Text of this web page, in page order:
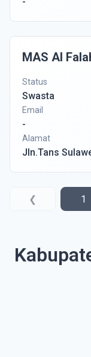
MAS Al
Status
Swasta
Email
-
Alamat
Jln.Tans
❮ 1